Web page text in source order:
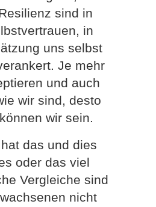
sind in
in
uns selbst
Je mehr
und auch
wir sind, desto
wir sein.
das und dies
oder das viel
Vergleiche sind
nicht